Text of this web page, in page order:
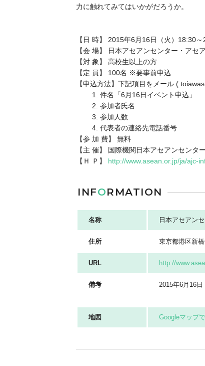
力に触れてみてはいかがだろうか。
【日 時】 2015年6月16日（火）18:30
【会 場】 日本アセアンセンター・アセ
【対 象】 高校生以上の方
【定 員】 100名 ※要事前申込
【申込方法】下記項目をメール (
1. 件名「6月16日イベント申込」
2. 参加者氏名
3. 参加人数
4. 代表者の連絡先電話番号
【参 加 費】 無料
【主 催】 国際機関日本アセアンセンタ
【Ｈ Ｐ】 http://www.asean.or.jp/ja/ajc-
INFORMATION
名称 日本アセアン
住所 東京都港区新
URL http://
備考 2015年6月16日
地図 Googleマップ